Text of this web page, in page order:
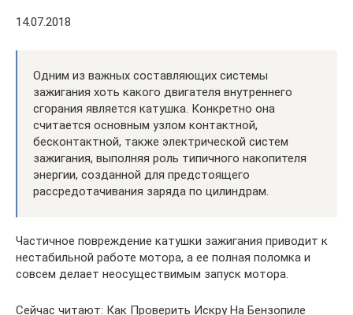
14.07.2018
Одним из важных составляющих системы
зажигания хоть какого двигателя внутреннего
сгорания является катушка. Конкретно она
считается основным узлом контактной,
бесконтактной, также электрической систем
зажигания, выполняя роль типичного накопителя
энергии, созданной для предстоящего
рассредотачивания заряда по цилиндрам.
Частичное повреждение катушки зажигания приводит к
нестабильной работе мотора, а ее полная поломка и
совсем делает неосуществимым запуск мотора.
Сейчас читают: Как Проверить Искру На Бензопиле